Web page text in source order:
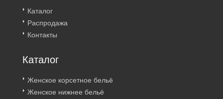
Каталог
Распродажа
Контакты
Каталог
Женское корсетное бельё
Женское нижнее бельё